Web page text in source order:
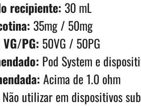
recipiente: 30 mL
35mg / 50mg
PG: 50VG / 50PG
Pod System e
Acima de 1.0 ohm
Não utilizar em dispositivos